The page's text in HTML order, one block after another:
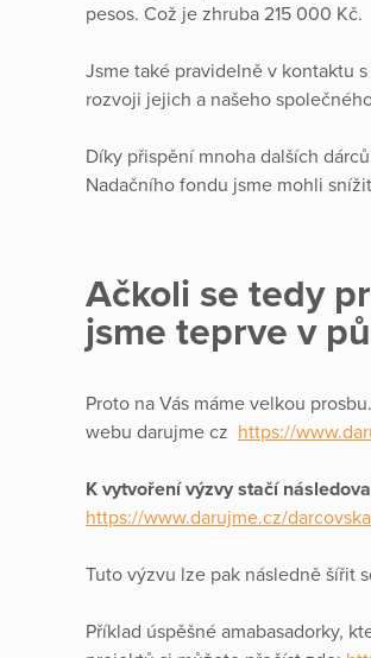
pesos. Což je zhruba 215 000 Kč.
Jsme také pravidelně v kontaktu
rozvoji jejich a našeho
Díky přispění mnoha dalších
Nadačního fondu jsme mohli
Ačkoli se tedy
jsme teprve v
Proto na Vás máme velkou
webu darujme cz https://
K vytvoření výzvy stačí
https://www.darujme.cz/
Tuto výzvu lze pak následně šířit
Příklad úspěšné amabasadorky,